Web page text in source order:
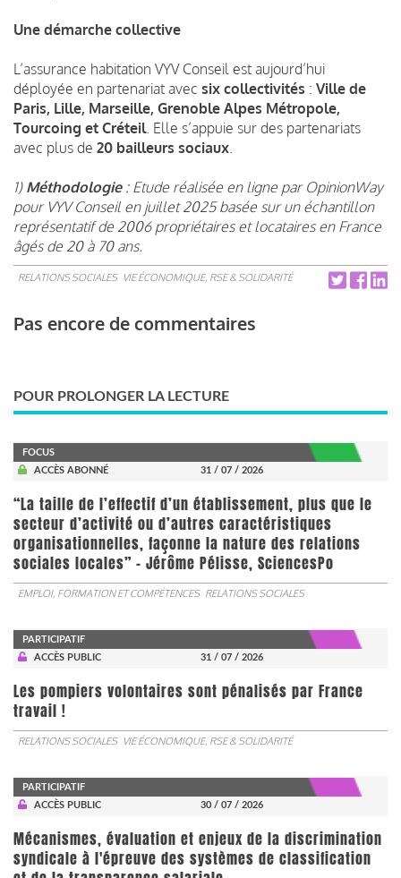
Une démarche collective
L’assurance habitation VYV Conseil est aujourd’hui
déployée en partenariat avec six collectivités : Ville de
Paris, Lille, Marseille, Grenoble Alpes Métropole,
Tourcoing et Créteil. Elle s’appuie sur des partenariats
avec plus de 20 bailleurs sociaux
1) Méthodologie : Etude réalisée en ligne par OpinionWay
pour VYV Conseil en juillet 2025 basée sur un échantillon
représentatif de 2006 propriétaires et locataires en France
âgés de 20 à 70 ans.
RELATIONS SOCIALES VIE ÉCONOMIQUE, RSE & SOLIDARITÉ
Pas encore de commentaires
POUR PROLONGER LA LECTURE
FOCUS
ACCÈS ABONNÉ
31 / 07 / 2026
“La taille de l’effectif d’un établissement, plus que le
secteur d’activité ou d’autres caractéristiques
organisationnelles, façonne la nature des relations
sociales locales” - Jérôme Pélisse, SciencesPo
EMPLOI, FORMATION ET COMPÉTENCES RELATIONS SOCIALES
PARTICIPATIF
ACCÈS PUBLIC
31 / 07 / 2026
Les pompiers volontaires sont pénalisés par France
travail !
RELATIONS SOCIALES VIE ÉCONOMIQUE, RSE & SOLIDARITÉ
PARTICIPATIF
ACCÈS PUBLIC
30 / 07 / 2026
Mécanismes, évaluation et enjeux de la discrimination
syndicale à l'épreuve des systèmes de classification